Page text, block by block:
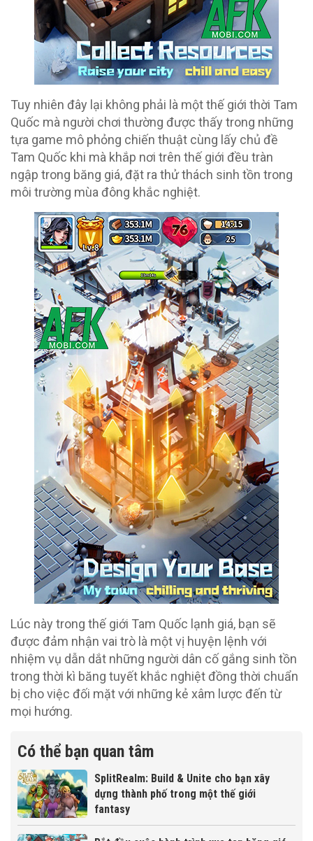
Tuy nhiên đây lại không phải là một thế giới thời Tam
Quốc mà người chơi thường được thấy trong những
tựa game mô phỏng chiến thuật cùng lấy chủ đề
Tam Quốc khi mà khắp nơi trên thế giới đều tràn
ngập trong băng giá, đặt ra thử thách sinh tồn trong
môi trường mùa đông khắc nghiệt.
Lúc này trong thế giới Tam Quốc lạnh giá, bạn sẽ
được đảm nhận vai trò là một vị huyện lệnh với
nhiệm vụ dẫn dắt những người dân cố gắng sinh tồn
trong thời kì băng tuyết khắc nghiệt đồng thời chuẩn
bị cho việc đối mặt với những kẻ xâm lược đến từ
mọi hướng.
Có thể bạn quan tâm
SplitRealm: Build & Unite cho bạn xây
dựng thành phố trong một thế giới
fantasy